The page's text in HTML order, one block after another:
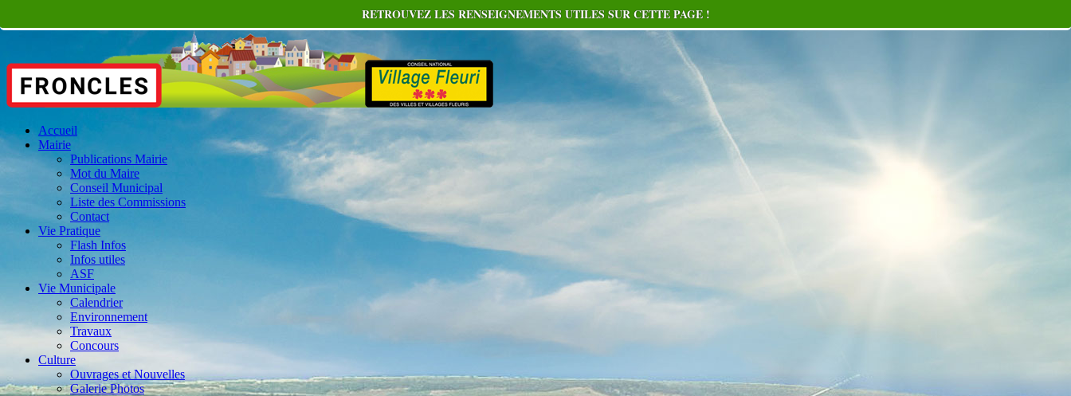
Accueil
Mairie
Publications Mairie
Mot du Maire
Conseil Municipal
Liste des Commissions
Contact
Vie Pratique
Flash Infos
Infos utiles
ASF
Vie Municipale
Calendrier
Environnement
Travaux
Concours
Culture
Ouvrages et Nouvelles
Galerie Photos
RETROUVEZ LES RENSEIGNEMENTS UTILES SUR CETTE PAGE !